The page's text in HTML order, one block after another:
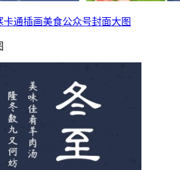
卡通插画美食公众号封面大图